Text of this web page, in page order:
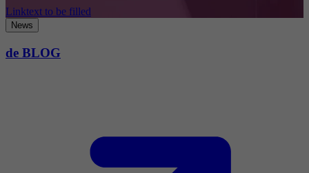
Linktext to be filled
News
de BLOG